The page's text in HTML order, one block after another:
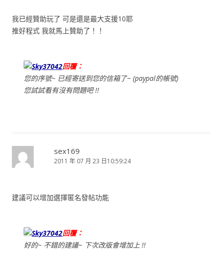
我已經贊助玩了 可是還是最大支援10耶
推好程式 我就馬上贊助了！！
Sky37042回覆：
您的序號~ 已經寄送到您的信箱了~ (paypal的帳號)
您試試看有沒有問題吧 !!
sex169
2011 年 07 月 23 日10:59:24
建議可以增加選擇匿名發帖功能
Sky37042回覆：
好的~ 不錯的建議~ 下次改版會增加上 !!